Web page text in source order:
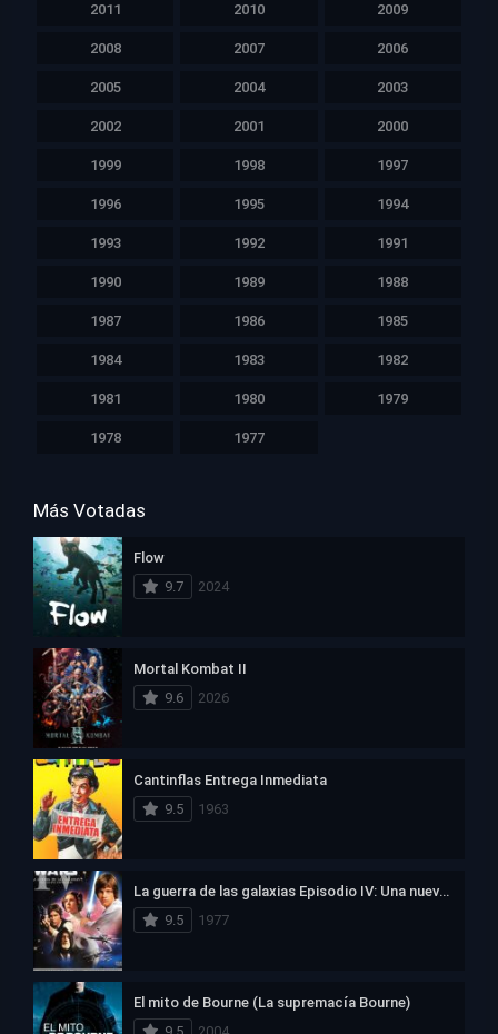
2011 2010 2009
2008 2007 2006
2005 2004 2003
2002 2001 2000
1999 1998 1997
1996 1995 1994
1993 1992 1991
1990 1989 1988
1987 1986 1985
1984 1983 1982
1981 1980 1979
1978 1977
Más Votadas
Flow
9.7
2024
Mortal Kombat II
9.6
2026
Cantinflas Entrega Inmediata
9.5
1963
La guerra de las galaxias Episodio IV: Una nueva esperanza
9.5
1977
El mito de Bourne (La supremacía Bourne)